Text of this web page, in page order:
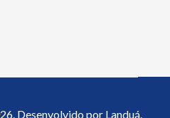
Desenvolvido por Landuá.